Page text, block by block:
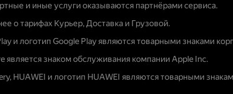
и иные услуги оказываются партнёрами сервиса.
о тарифах Курьер, Доставка и Грузовой.
и логотип Google Play являются товарными знаками
является знаком обслуживания компании Apple Inc.
HUAWEI и логотип HUAWEI являются товарными